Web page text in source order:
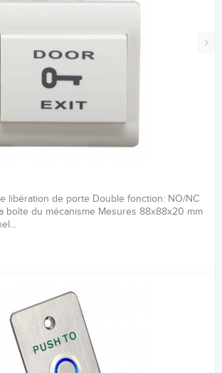
›
libération de porte Double fonction: NO/NC
boîte du mécanisme Mesures 88x88x20 mm